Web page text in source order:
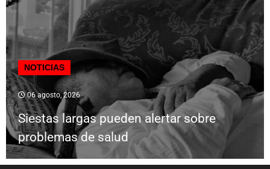
NOTICIAS
06 agosto, 2026
Siestas largas pueden alertar sobre
problemas de salud